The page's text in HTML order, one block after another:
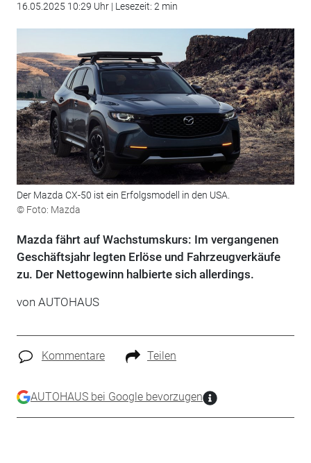
16.05.2025 10:29 Uhr | Lesezeit: 2 min
Der Mazda CX-50 ist ein Erfolgsmodell in den USA.
© Foto: Mazda
Mazda fährt auf Wachstumskurs: Im vergangenen
Geschäftsjahr legten Erlöse und Fahrzeugverkäufe
zu. Der Nettogewinn halbierte sich allerdings.
von AUTOHAUS
Kommentare Teilen
AUTOHAUS bei Google bevorzugen